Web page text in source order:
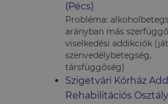
(Pécs)
Probléma:
arányban más
viselkedési addikciók
szenvedélybetegség,
társfüggőség)
Szigetvári Kórház
Rehabilitációs Osztály